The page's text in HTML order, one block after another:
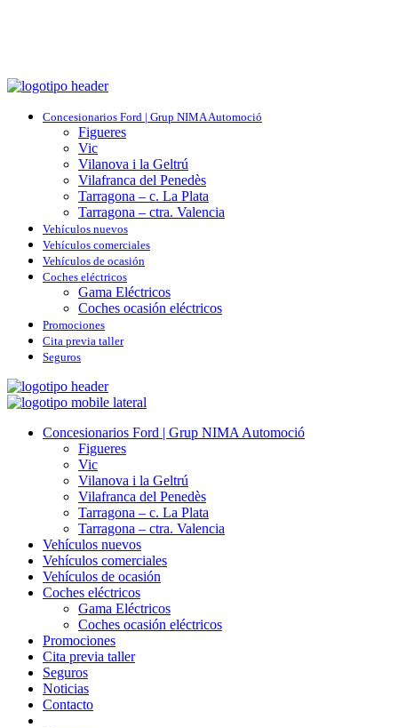
Concesionarios Ford | Grup NIMA Automoció
Figueres
Vic
Vilanova i la Geltrú
Vilafranca del Penedès
Tarragona – c. La Plata
Tarragona – ctra. Valencia
Vehículos nuevos
Vehículos comerciales
Vehículos de ocasión
Coches eléctricos
Gama Eléctricos
Coches ocasión eléctricos
Promociones
Cita previa taller
Seguros
Concesionarios Ford | Grup NIMA Automoció
Figueres
Vic
Vilanova i la Geltrú
Vilafranca del Penedès
Tarragona – c. La Plata
Tarragona – ctra. Valencia
Vehículos nuevos
Vehículos comerciales
Vehículos de ocasión
Coches eléctricos
Gama Eléctricos
Coches ocasión eléctricos
Promociones
Cita previa taller
Seguros
Noticias
Contacto